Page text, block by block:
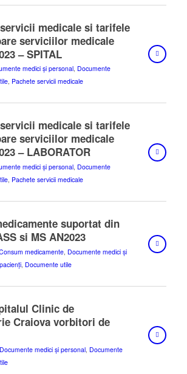
medicale si tarifele
serviciilor medicale
– SPITAL
medici și personal, Documente
, Pachete servicii medicale
medicale si tarifele
serviciilor medicale
– LABORATOR
medici și personal, Documente
, Pachete servicii medicale
suportat din
si MS AN2023
medicamente, Documente medici și
, Documente utile
Clinic de
Craiova vorbitori de
Documente medici și personal, Documente